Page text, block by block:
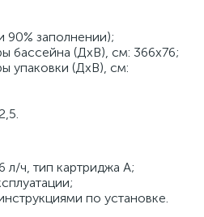
90% заполнении);
бассейна (ДхВ), см: 366х76;
упаковки (ДхВ), см:
л/ч, тип картриджа А;
по установке.